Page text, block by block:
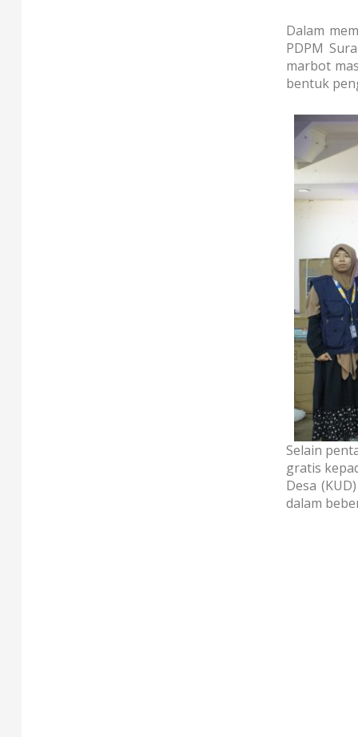
Dalam
PDPM
marbot
bentuk
Selain
gratis
Desa
dalam